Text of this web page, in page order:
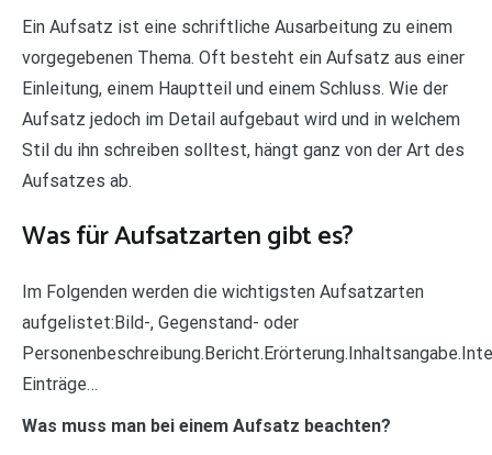
Ein Aufsatz ist eine schriftliche Ausarbeitung zu einem
vorgegebenen Thema. Oft besteht ein Aufsatz aus einer
Einleitung, einem Hauptteil und einem Schluss. Wie der
Aufsatz jedoch im Detail aufgebaut wird und in welchem
Stil du ihn schreiben solltest, hängt ganz von der Art des
Aufsatzes ab.
Was für Aufsatzarten gibt es?
Im Folgenden werden die wichtigsten Aufsatzarten
aufgelistet:Bild-, Gegenstand- oder
Einträge…
Was muss man bei einem Aufsatz beachten?